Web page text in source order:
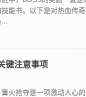
能书。以下是对热血传
键注意事项
火抢夺是一项激动人心